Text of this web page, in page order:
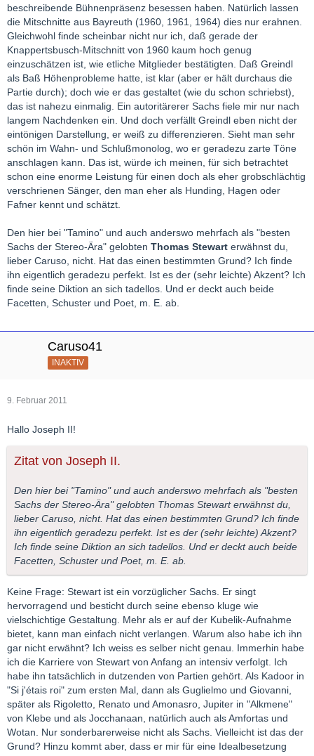
beschreibende Bühnenpräsenz besessen haben. Natürlich lassen
die Mitschnitte aus Bayreuth (1960, 1961, 1964) dies nur erahnen.
Gleichwohl finde scheinbar nicht nur ich, daß gerade der
Knappertsbusch-Mitschnitt von 1960 kaum hoch genug
einzuschätzen ist, wie etliche Mitglieder bestätigten. Daß Greindl
als Baß Höhenprobleme hatte, ist klar (aber er hält durchaus die
Partie durch); doch wie er das gestaltet (wie du schon schriebst),
das ist nahezu einmalig. Ein autoritärerer Sachs fiele mir nur nach
langem Nachdenken ein. Und doch verfällt Greindl eben nicht der
eintönigen Darstellung, er weiß zu differenzieren. Sieht man sehr
schön im Wahn- und Schlußmonolog, wo er geradezu zarte Töne
anschlagen kann. Das ist, würde ich meinen, für sich betrachtet
schon eine enorme Leistung für einen doch als eher grobschlächtig
verschrienen Sänger, den man eher als Hunding, Hagen oder
Fafner kennt und schätzt.
Den hier bei "Tamino" und auch anderswo mehrfach als "besten
Sachs der Stereo-Ära" gelobten Thomas Stewart erwähnst du,
lieber Caruso, nicht. Hat das einen bestimmten Grund? Ich finde
ihn eigentlich geradezu perfekt. Ist es der (sehr leichte) Akzent? Ich
finde seine Diktion an sich tadellos. Und er deckt auch beide
Facetten, Schuster und Poet, m. E. ab.
Caruso41
INAKTIV
9. Februar 2011
Hallo Joseph II!
Zitat von Joseph II.
Den hier bei "Tamino" und auch anderswo mehrfach als "besten
Sachs der Stereo-Ära" gelobten Thomas Stewart erwähnst du,
lieber Caruso, nicht. Hat das einen bestimmten Grund? Ich finde
ihn eigentlich geradezu perfekt. Ist es der (sehr leichte) Akzent?
Ich finde seine Diktion an sich tadellos. Und er deckt auch beide
Facetten, Schuster und Poet, m. E. ab.
Keine Frage: Stewart ist ein vorzüglicher Sachs. Er singt
hervorragend und besticht durch seine ebenso kluge wie
vielschichtige Gestaltung. Mehr als er auf der Kubelik-Aufnahme
bietet, kann man einfach nicht verlangen. Warum also habe ich ihn
gar nicht erwähnt? Ich weiss es selber nicht genau. Immerhin habe
ich die Karriere von Stewart von Anfang an intensiv verfolgt. Ich
habe ihn tatsächlich in dutzenden von Partien gehört. Als Kadoor in
"Si j'étais roi" zum ersten Mal, dann als Guglielmo und Giovanni,
später als Rigoletto, Renato und Amonasro, Jupiter in "Alkmene"
von Klebe und als Jocchanaan, natürlich auch als Amfortas und
Wotan. Nur sonderbarerweise nicht als Sachs. Vielleicht ist das der
Grund? Hinzu kommt aber, dass er mir für eine Idealbesetzung